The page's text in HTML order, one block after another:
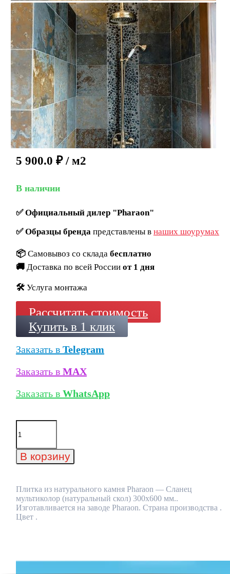
5 900.0 ₽ / м2
В наличии
✅Официальный дилер "Pharaon"
✅Образцы брендапредставлены в наших шоурумах
📦 Самовывоз со склада бесплатно
🚚 Доставка по всей России от 1 дня
🛠️ Услуга монтажа
Рассчитать стоимость
Купить в 1 клик
Заказать в Telegram
Заказать в MAX
Заказать в WhatsApp
Количество
товара
из
натурального
-
Сланец
мультиколор
(натуральный
В корзину
Плитка из натурального камня Pharaon — Сланец
мультиколор (натуральный скол) 300х600 мм..
Изготавливается на заводе Pharaon. Страна производства .
Цвет .